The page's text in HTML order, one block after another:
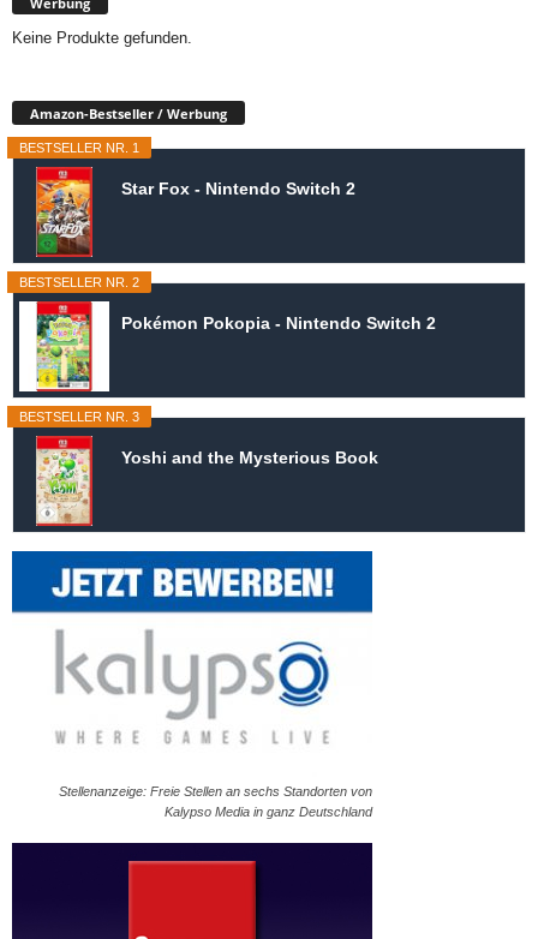
Keine Produkte gefunden.
Amazon-Bestseller / Werbung
BESTSELLER NR. 1
Star Fox - Nintendo Switch 2
BESTSELLER NR. 2
Pokémon Pokopia - Nintendo Switch 2
BESTSELLER NR. 3
Yoshi and the Mysterious Book
Stellenanzeige: Freie Stellen an sechs Standorten von
Kalypso Media in ganz Deutschland